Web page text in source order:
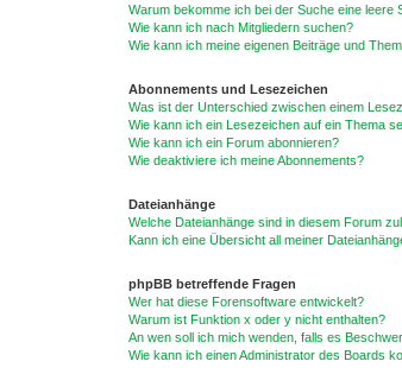
Warum bekomme ich bei der Suche eine leere
Wie kann ich nach Mitgliedern suchen?
Wie kann ich meine eigenen Beiträge und
Abonnements und Lesezeichen
Was ist der Unterschied zwischen einem
Wie kann ich ein Lesezeichen auf ein Thema
Wie kann ich ein Forum abonnieren?
Wie deaktiviere ich meine Abonnements?
Dateianhänge
Welche Dateianhänge sind in diesem Forum
Kann ich eine Übersicht all meiner
phpBB betreffende Fragen
Wer hat diese Forensoftware entwickelt?
Warum ist Funktion x oder y nicht enthalten?
An wen soll ich mich wenden, falls es
Wie kann ich einen Administrator des Boards